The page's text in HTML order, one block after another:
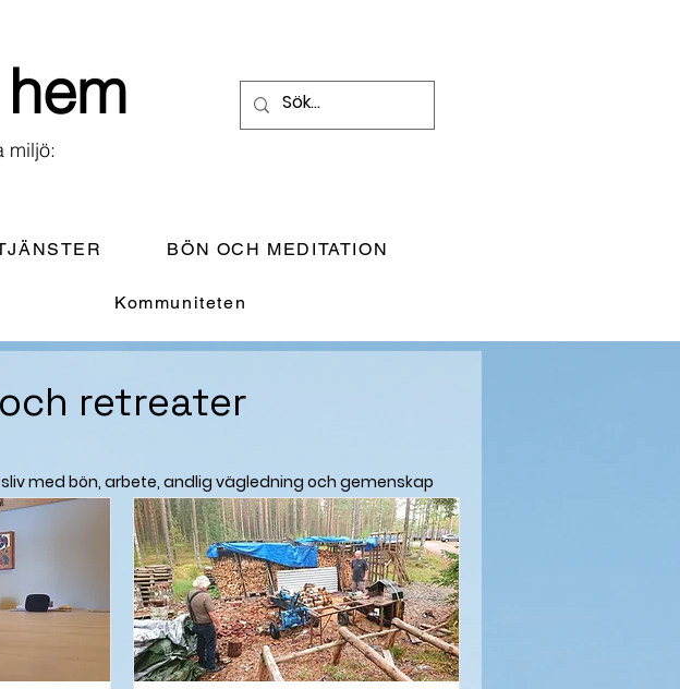
miljö:
BÖN OCH MEDITATION
Kommuniteten
retreater
med bön, arbete, andlig vägledning och gemenskap